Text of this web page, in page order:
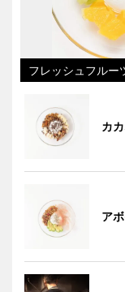
フレッシュフルー
カ
ア